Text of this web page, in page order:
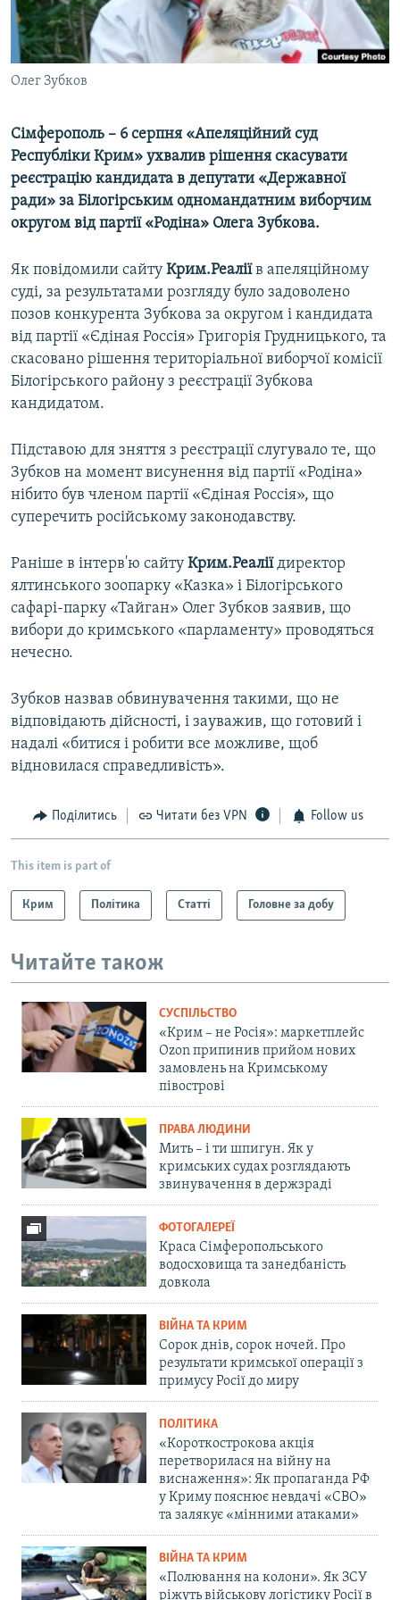
ВІДЕОУРОКИ «ELIFBE»
СВІДЧЕННЯ ОКУПАЦІЇ
УКРАЇНСЬКА ПРОБЛЕМА КРИМУ
Русский
Qırımtatar
Усі сайти RFE/RL
Олег Зубков
Сімферополь – 6 серпня «Апеляційний суд
Республіки Крим» ухвалив рішення скасувати
реєстрацію кандидата в депутати «Державної
ради» за Білогірським одномандатним виборчим
округом від партії «Родіна» Олега Зубкова.
Як повідомили сайту Крим.Реаліїв апеляційному
суді, за результатами розгляду було задоволено
позов конкурента Зубкова за округом і кандидата
від партії «Єдіная Россія» Григорія Грудницького, та
скасовано рішення територіальної виборчої комісії
Білогірського району з реєстрації Зубкова
кандидатом.
Підставою для зняття з реєстрації слугувало те, що
Зубков на момент висунення від партії «Родіна»
нібито був членом партії «Єдіная Россія», що
суперечить російському законодавству.
Раніше в інтерв'ю сайту Крим.Реаліїдиректор
ялтинського зоопарку «Казка» і Білогірського
сафарі-парку «Тайган» Олег Зубков заявив, що
вибори до кримського «парламенту» проводяться
нечесно.
Зубков назвав обвинувачення такими, що не
відповідають дійсності, і зауважив, що готовий і
надалі «битися і робити все можливе, щоб
відновилася справедливість».
Поділитись Читати без VPN Follow us
This item is part of
Крим Політика Статті Головне за добу
Читайте також
СУСПІЛЬСТВО
«Крим – не Росія»: маркетплейс
Ozon припинив прийом нових
замовлень на Кримському
півострові
ПРАВА ЛЮДИНИ
Мить – і ти шпигун. Як у
кримських судах розглядають
звинувачення в держзраді
ФОТОГАЛЕРЕЇ
Краса Сімферопольського
водосховища та занедбаність
довкола
ВІЙНА ТА КРИМ
Сорок днів, сорок ночей. Про
результати кримської операції з
примусу Росії до миру
ПОЛІТИКА
«Короткострокова акція
перетворилася на війну на
виснаження»: Як пропаганда РФ
у Криму пояснює невдачі «СВО»
та залякує «мінними атаками»
ВІЙНА ТА КРИМ
«Полювання на колони». Як ЗСУ
ріжуть військову логістику Росії в